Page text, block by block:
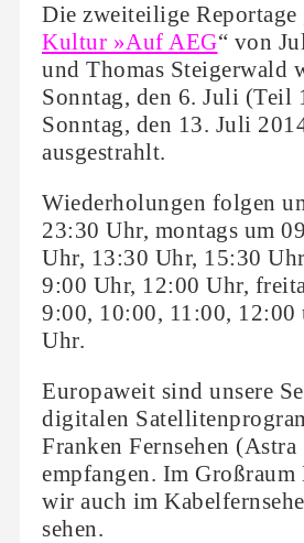
Die zweiteilige Reportage
Kultur »Auf AEG“ von
und Thomas Steigerwald
Sonntag, den 6. Juli (Teil
Sonntag, den 13. Juli
ausgestrahlt.
Wiederholungen folgen
23:30 Uhr, montags um
Uhr, 13:30 Uhr, 15:30
9:00 Uhr, 12:00 Uhr,
9:00, 10:00, 11:00, 12:00
Uhr.
Europaweit sind unsere
digitalen
Franken Fernsehen
empfangen. Im
wir auch im
sehen.